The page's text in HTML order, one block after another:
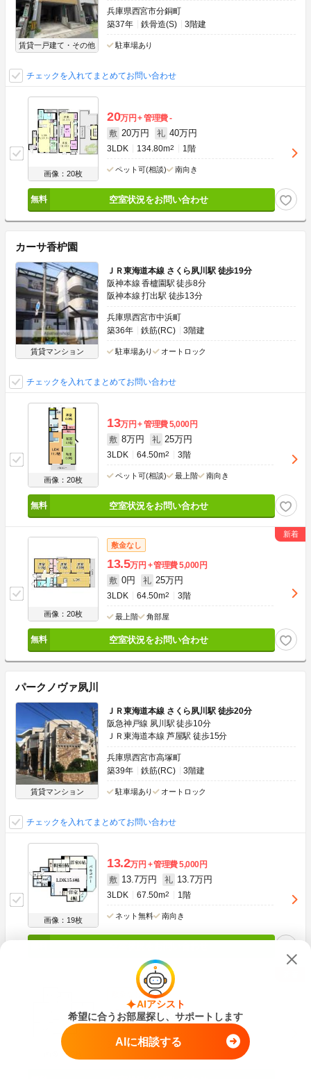
賃貸一戸建て・その他
兵庫県西宮市分銅町
築37年
鉄骨造(S) 3階建
駐車場あり
チェックを入れてまとめてお問い合わせ
画像：20枚
20万円 管理費-
敷 20万円 礼 40万円
3LDK 134.80m2 1階
ペット可(相談) 南向き
空室状況をお問い合わせ
カーサ香枦園
賃貸マンション
ＪＲ東海道本線 さくら夙川駅 徒歩19分
阪神本線 香櫨園駅 徒歩8分
阪神本線 打出駅 徒歩13分
兵庫県西宮市中浜町
築36年
鉄筋(RC) 3階建
駐車場あり オートロック
チェックを入れてまとめてお問い合わせ
画像：20枚
13万円 管理費5,000円
敷 8万円 礼 25万円
3LDK 64.50m2 3階
ペット可(相談) 最上階 南向き
空室状況をお問い合わせ
画像：20枚
敷金なし
13.5万円 管理費5,000円
敷 0円 礼 25万円
3LDK 64.50m2 3階
最上階 角部屋
空室状況をお問い合わせ
パークノヴァ夙川
賃貸マンション
ＪＲ東海道本線 さくら夙川駅 徒歩20分
阪急神戸線 夙川駅 徒歩10分
ＪＲ東海道本線 芦屋駅 徒歩15分
兵庫県西宮市高塚町
築39年
鉄筋(RC) 3階建
駐車場あり オートロック
チェックを入れてまとめてお問い合わせ
画像：19枚
13.2万円 管理費5,000円
敷 13.7万円 礼 13.7万円
3LDK 67.50m2 1階
ネット無料 南向き
画像：20枚
敷金なし
12万円 管理費
6,000円
3LDK 67.50m2 1階
AIアシスト
希望に合うお部屋探し、サポートします
AIに相談する